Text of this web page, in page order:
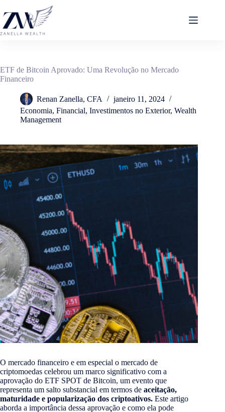
para
conteúdo
ETF de Bitcoin Aprovado: Uma Revolução no Mercado
Financeiro
Renan Zanella, CFA
janeiro 11, 2024
Economia, Financial, Investimentos no Exterior, Wealth
Management
O mercado financeiro e em especial o mercado de
criptomoedas celebrou um marco significativo com a
aprovação do ETF SPOT de Bitcoin, um evento que
representa um salto substancial em termos de aceitação,
maturidade e popularização dos criptoativos. Este artigo
aborda a importância dessa aprovação e como ela pode